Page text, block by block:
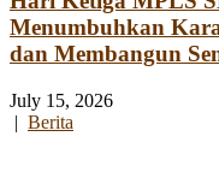
Menumbuhkan
dan Membangun
July 15, 2026
| Berita